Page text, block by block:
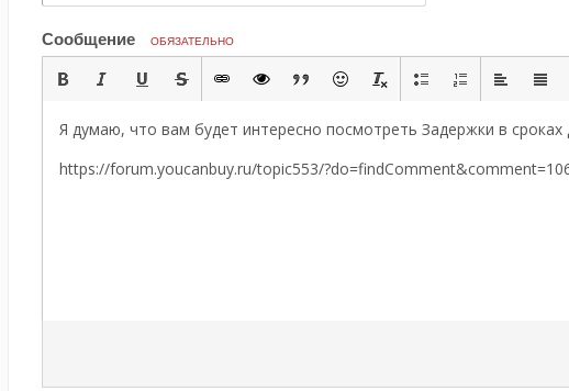
Сообщение ОБЯЗАТЕЛЬНО
Я думаю, что вам будет интересно посмотреть Задержки в сроках
https://forum.youcanbuy.ru/topic553/